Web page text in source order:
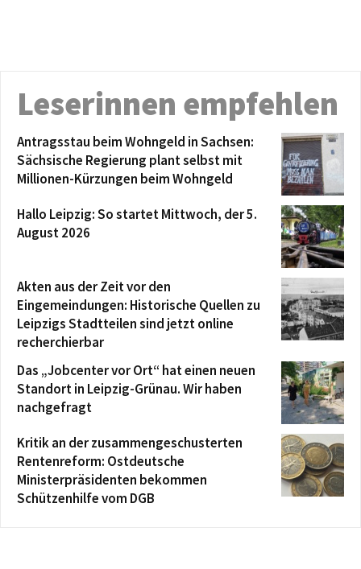
Leserinnen empfehlen
Antragsstau beim Wohngeld in Sachsen:
Sächsische Regierung plant selbst mit
Millionen-Kürzungen beim Wohngeld
Hallo Leipzig: So startet Mittwoch, der 5.
August 2026
Akten aus der Zeit vor den
Eingemeindungen: Historische Quellen zu
Leipzigs Stadtteilen sind jetzt online
recherchierbar
Das „Jobcenter vor Ort“ hat einen neuen
Standort in Leipzig-Grünau. Wir haben
nachgefragt
Kritik an der zusammengeschusterten
Rentenreform: Ostdeutsche
Ministerpräsidenten bekommen
Schützenhilfe vom DGB